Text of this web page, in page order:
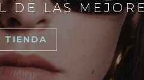
DE LAS
TIENDA